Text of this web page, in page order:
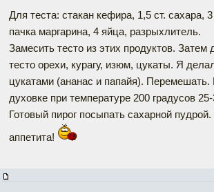
Для теста: стакан кефира, 1,5 ст. сахара,
пачка маргарина, 4 яйца, разрыхлитель.
Замесить тесто из этих продуктов. Затем
тесто орехи, курагу, изюм, цукаты. Я
цукатами (ананас и папайя). Перемешать.
духовке при температуре 200 градусов
Готовый пирог посыпать сахарной пудрой.
аппетита!